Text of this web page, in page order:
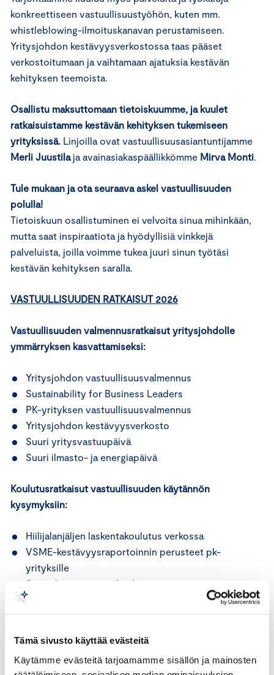
Tämä sivusto käyttää evästeitä
Käytämme evästeitä tarjoamamme sisällön ja mainosten
konkreettiseen vastuullisuustyöhön, kuten mm.
whistleblowing-ilmoituskanavan perustamiseen.
Yritysjohdon kestävyysverkostossa taas pääset
verkostoitumaan ja vaihtamaan ajatuksia kestävän
kehityksen teemoista.
Osallistu maksuttomaan tietoiskuumme, ja kuulet
ratkaisuistamme kestävän kehityksen tukemiseen
yrityksissä. Linjoilla ovat vastuullisuusasiantuntijamme
Merli Juustilaja avainasiakaspäällikkömme Mirva Monti.
Tule mukaan ja ota seuraava askel vastuullisuuden
polulla!
Tietoiskuun osallistuminen ei velvoita sinua mihinkään,
mutta saat inspiraatiota ja hyödyllisiä vinkkejä
palveluista, joilla voimme tukea juuri sinun työtäsi
kestävän kehityksen saralla.
VASTUULLISUUDEN RATKAISUT 2026
Vastuullisuuden valmennusratkaisut yritysjohdolle
ymmärryksen kasvattamiseksi:
Yritysjohdon vastuullisuusvalmennus
Sustainability for Business Leaders
PK-yrityksen vastuullisuusvalmennus
Yritysjohdon kestävyysverkosto
Suuri yritysvastuupäivä
Suuri ilmasto- ja energiapäivä
Koulutusratkaisut vastuullisuuden käytännön
kysymyksiin:
Hiilijalanjäljen laskentakoulutus verkossa
VSME-kestävyysraportoinnin perusteet pk-
yrityksille
Sosiaalisen vastuun koulutus
Luonnon monimuotoisuus -koulutus
Ilmasto-ohjelma